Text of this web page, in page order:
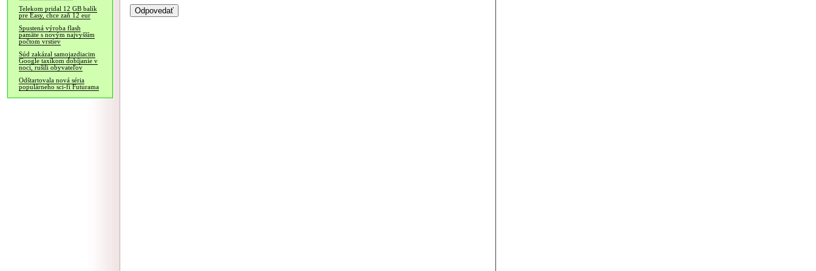
Telekom pridal 12 GB balík
pre Easy, chce zaň 12 eur
Spustená výroba flash
pamäte s novým najvyšším
počtom vrstiev
Súd zakázal samojazdiacim
Google taxíkom dobíjanie v
noci, rušili obyvateľov
Odštartovala nová séria
populárneho sci-fi Futurama